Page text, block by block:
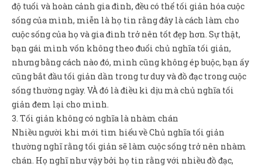
độ tuổi và hoàn cảnh gia đình, đều có thể tối giản hóa cuộc
sống của mình, miễn là họ tin rằng đây là cách làm cho
cuộc sống của họ và gia đình trở nên tốt đẹp hơn. Sự thật,
bạn gái mình vốn không theo đuổi chủ nghĩa tối giản,
nhưng bằng cách nào đó, mình cũng không ép buộc, bạn ấy
cũng bắt đầu tối giản dần trong tư duy và đồ đạc trong cuộc
sống thường ngày. VÀ đó là điều kì dịu mà chủ nghĩa tối
giản đem lại cho mình.
3. Tối giản không có nghĩa là nhàm chán
Nhiều người khi mới tìm hiểu về Chủ nghĩa tối giản
thường nghĩ rằng tối giản sẽ làm cuộc sống trở nên nhàm
chán. Họ nghĩ như vậy bởi họ tin rằng với nhiều đồ đạc,